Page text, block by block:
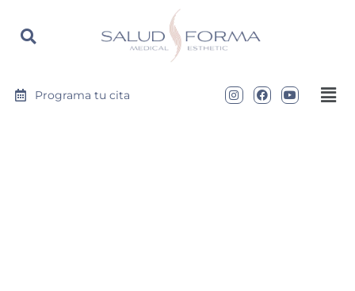
https://saludyformamedical.com
Programa tu cita